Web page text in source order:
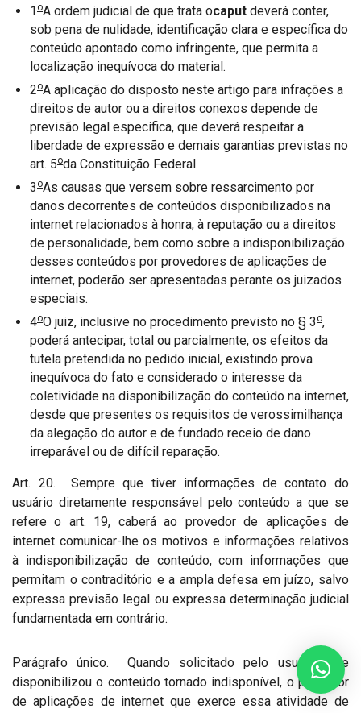
1 oA ordem judicial de que trata ocaput deverá conter,
sob pena de nulidade, identificação clara e específica do
conteúdo apontado como infringente, que permita a
localização inequívoca do material.
2oA aplicação do disposto neste artigo para infrações a
direitos de autor ou a direitos conexos depende de
previsão legal específica, que deverá respeitar a
liberdade de expressão e demais garantias previstas no
art. 5oda Constituição Federal.
3 oAs causas que versem sobre ressarcimento por
danos decorrentes de conteúdos disponibilizados na
internet relacionados à honra, à reputação ou a direitos
de personalidade, bem como sobre a indisponibilização
desses conteúdos por provedores de aplicações de
internet, poderão ser apresentadas perante os juizados
especiais.
4oO juiz, inclusive no procedimento previsto no § 3 o,
poderá antecipar, total ou parcialmente, os efeitos da
tutela pretendida no pedido inicial, existindo prova
inequívoca do fato e considerado o interesse da
coletividade na disponibilização do conteúdo na internet,
desde que presentes os requisitos de verossimilhança
da alegação do autor e de fundado receio de dano
irreparável ou de difícil reparação.
Art. 20. Sempre que tiver informações de contato do
usuário diretamente responsável pelo conteúdo a que se
refere o art. 19, caberá ao provedor de aplicações de
internet comunicar-lhe os motivos e informações relativos
à indisponibilização de conteúdo, com informações que
permitam o contraditório e a ampla defesa em juízo, salvo
expressa previsão legal ou expressa determinação judicial
fundamentada em contrário.
Parágrafo único. Quando solicitado pelo usuário que
disponibilizou o conteúdo tornado indisponível, o provedor
de aplicações de internet que exerce essa atividade de